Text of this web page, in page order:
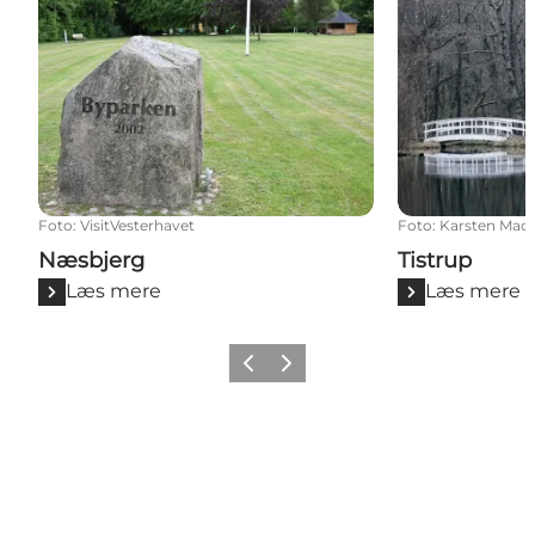
Foto: VisitVesterhavet
Næsbjerg
Læs mere
Foto: Karsten
Tistrup
Læs mere
ForrigeNæste